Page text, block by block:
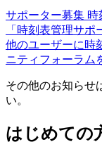
サポーター募集 時
「時刻表管理サポ
他のユーザーに時
ニティフォーラム
その他のお知らせ
い。
はじめての